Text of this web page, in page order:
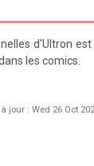
d'Ultron
les comics.
jour : Wed 26 Oct